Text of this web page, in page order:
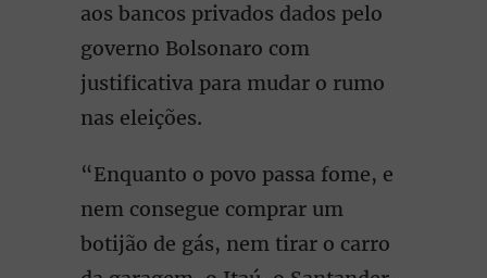
aos bancos privados dados pelo
governo Bolsonaro com
justificativa para mudar o rumo
nas eleições.
“Enquanto o povo passa fome, e
nem consegue comprar um
botijão de gás, nem tirar o carro